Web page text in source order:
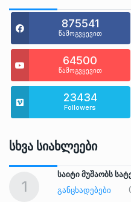
875541
წამოგვყევით
64500
წამოგვყევით
23434
Followers
Სხვა Სიახლეები
1
საიტი მუშაობს
ᲒᲐᲜᲪᲮᲐᲓᲔᲑᲔᲑᲘ